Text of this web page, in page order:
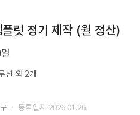
릿 정기 제작 (월 정산)
션 외 2개
· 등록일자 2026.01.26.